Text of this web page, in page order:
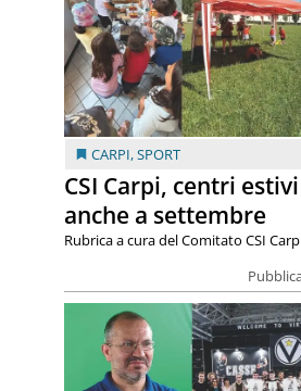
CARPI,SPORT
CSI Carpi, centri
anche a settembre
Rubrica a cura del Comitato CSI